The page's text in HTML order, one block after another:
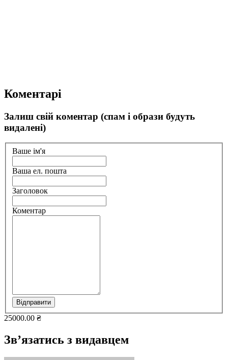
Коментарі
Залиш свій коментар (спам і образи будуть
видалені)
Ваше ім'я
Ваша ел. пошта
Заголовок
Коментар
Відправити
25000.00 ₴
Зв’язатись з видавцем